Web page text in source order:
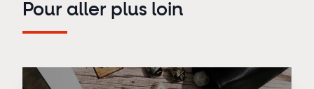
Pour aller plus loin